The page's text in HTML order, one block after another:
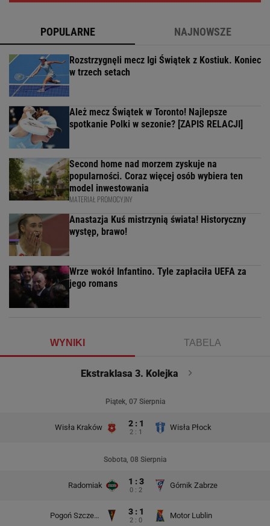
POPULARNE NAJNOWSZE
Rozstrzygnęli mecz Igi Świątek z Kostiuk. Koniec
w trzech setach
Ależ mecz Świątek w Toronto! Najlepsze
spotkanie Polki w sezonie? [ZAPIS RELACJI]
Second home nad morzem zyskuje na
popularności. Coraz więcej osób wybiera ten
model inwestowania
MATERIAŁ PROMOCYJNY
Anastazja Kuś mistrzynią świata! Historyczny
występ, brawo!
Wrze wokół Infantino. Tyle zapłaciła UEFA za
jego romans
WYNIKI TABELA
Ekstraklasa 3. Kolejka
Piątek, 07 Sierpnia
Wisła Kraków 2 : 1
2 : 1
Wisła Płock
Sobota, 08 Sierpnia
Radomiak 1 : 3
0 : 2
Górnik Zabrze
Pogoń Szczecin 3 : 1
2 : 0
Motor Lublin